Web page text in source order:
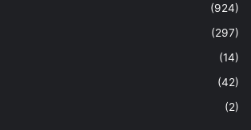
(924)
(297)
(14)
(42)
(2)